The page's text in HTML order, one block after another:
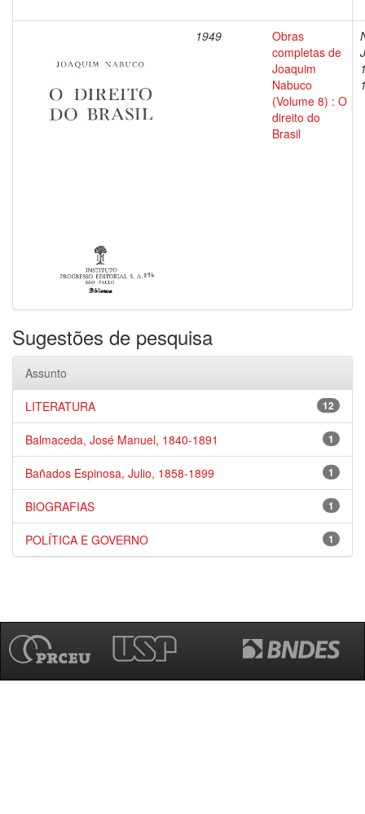
1949
Obras
completas de
Joaquim
Nabuco
(Volume 8) : O
direito do
Brasil
Sugestões de pesquisa
Assunto
12
LITERATURA
1
Balmaceda, José Manuel, 1840-1891
1
Bañados Espinosa, Julio, 1858-1899
1
BIOGRAFIAS
1
POLÍTICA E GOVERNO